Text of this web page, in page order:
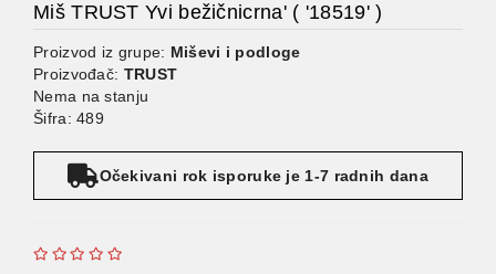
Miš TRUST Yvi bežičnicrna' ( '18519' )
Proizvod iz grupe: Miševi i podloge
Proizvođač: TRUST
Nema na stanju
Šifra: 489
Očekivani rok isporuke je 1-7 radnih dana